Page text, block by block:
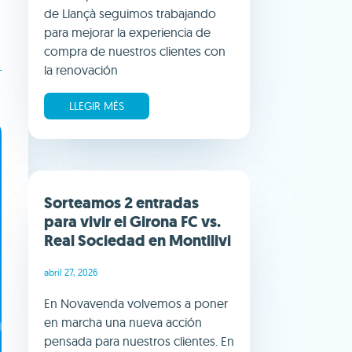
de Llançà seguimos trabajando
para mejorar la experiencia de
compra de nuestros clientes con
la renovación
LLEGIR MÉS
Sorteamos 2 entradas
para vivir el Girona FC vs.
Real Sociedad en Montilivi
abril 27, 2026
En Novavenda volvemos a poner
en marcha una nueva acción
pensada para nuestros clientes. En